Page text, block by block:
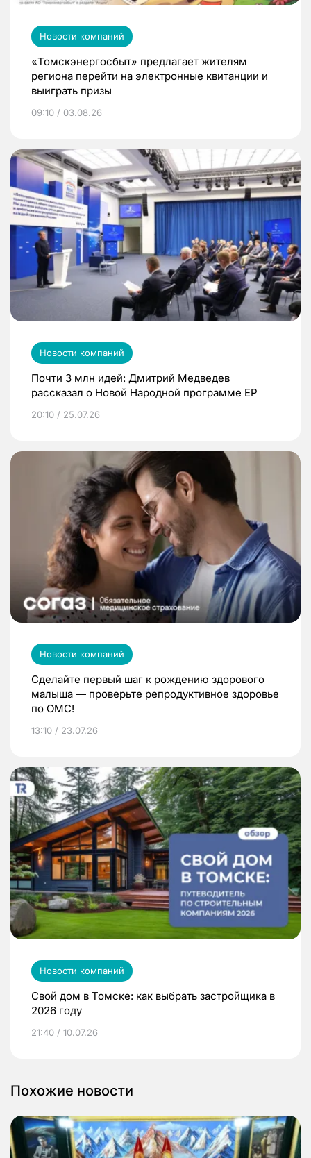
Новости компаний
«Томскэнергосбыт» предлагает жителям
региона перейти на электронные квитанции и
выиграть призы
09:10 / 03.08.26
Новости компаний
Почти 3 млн идей: Дмитрий Медведев
рассказал о Новой Народной программе ЕР
20:10 / 25.07.26
Новости компаний
Сделайте первый шаг к рождению здорового
малыша — проверьте репродуктивное здоровье
по ОМС!
13:10 / 23.07.26
Новости компаний
Свой дом в Томске: как выбрать застройщика в
2026 году
21:40 / 10.07.26
Похожие новости